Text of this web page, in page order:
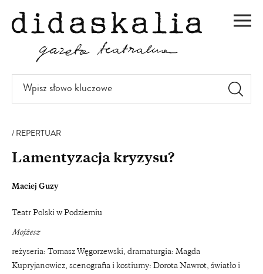
DO
TREŚCI
Wpisz
słowo
REPERTUAR
Lamentyzacja kryzysu?
Maciej Guzy
Teatr Polski w Podziemiu
Mojżesz
reżyseria: Tomasz Węgorzewski, dramaturgia: Magda
Kupryjanowicz, scenografia i kostiumy: Dorota Nawrot, światło i